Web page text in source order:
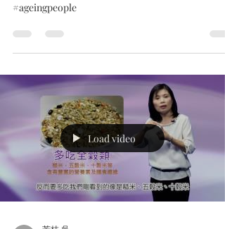
#ageingpeople
Load video